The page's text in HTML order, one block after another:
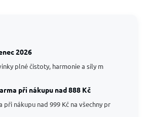
2026
plné čistoty, harmonie a síly m
při nákupu nad 888 Kč
při nákupu nad 999 Kč na všechny pr